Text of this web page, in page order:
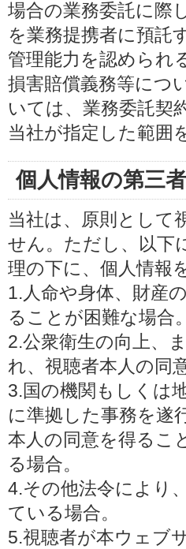
場合の業務委託に際
を業務提携者に預託
管理能力を認められ
損害賠償義務等につ
いては、業務委託契
当社が指定した範囲
個人情報の第三
当社は、原則として
せん。ただし、以下
理の下に、個人情報
1.人命や身体、財産
ることが困難な場合。
2.公衆衛生の向上、
れ、視聴者本人の同
3.国の機関もしくは
に準拠した事務を遂
本人の同意を得るこ
る場合。
4.その他法令により
ている場合。
5.視聴者が本ウェブ